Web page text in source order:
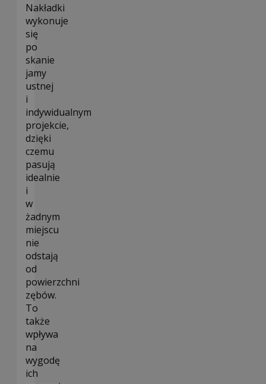
Nakładki
wykonuje
się
po
skanie
jamy
ustnej
i
indywidualnym
projekcie,
dzięki
czemu
pasują
idealnie
i
w
żadnym
miejscu
nie
odstają
od
powierzchni
zębów.
To
także
wpływa
na
wygodę
ich